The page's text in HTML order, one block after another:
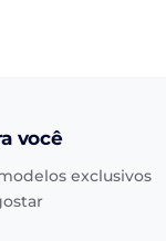
você
exclusivos